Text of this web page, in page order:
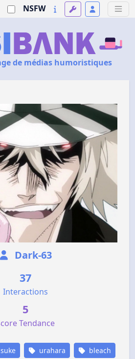
NSFW
de médias humoristiques
Dark-63
37
Interactions
5
Tendance
urahara bleach